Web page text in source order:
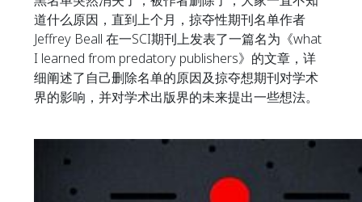
道什么原因，直到上个月，掠夺性期刊名单作者
Jeffrey Beall 在一SCI期刊上发表了一篇名为《what
I learned from predatory publishers》的文章，详
细阐述了自己删除名单的原因及掠夺想期刊对学术
界的影响，并对学术出版界的未来提出一些想法。